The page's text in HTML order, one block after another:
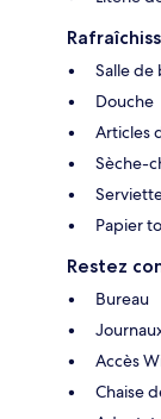
Salle de
Douche
Articles
Sèche-
Papier
Restez
Bureau
Accès
Chaise